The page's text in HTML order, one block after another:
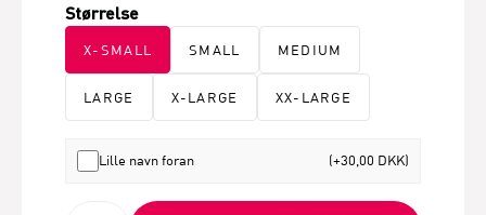
Størrelse
X-SMALL SMALL MEDIUM
LARGE X-LARGE XX-LARGE
Lille navn foran (+30,00 DKK)